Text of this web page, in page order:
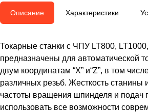
Описание Характеристики
Токарные станки с ЧПУ LT800,
предназначены для автоматической
двум координатам “X” и“Z”, в том
различных резьб. Жесткость
частоты вращения шпинделя и подач
использовать все возможности